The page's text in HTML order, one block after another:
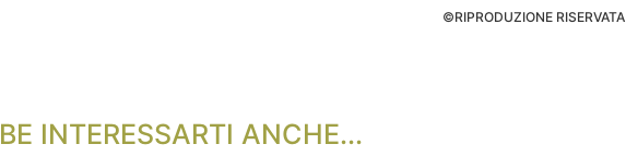
©RIPRODUZIONE RISERVATA
INTERESSARTI ANCHE...